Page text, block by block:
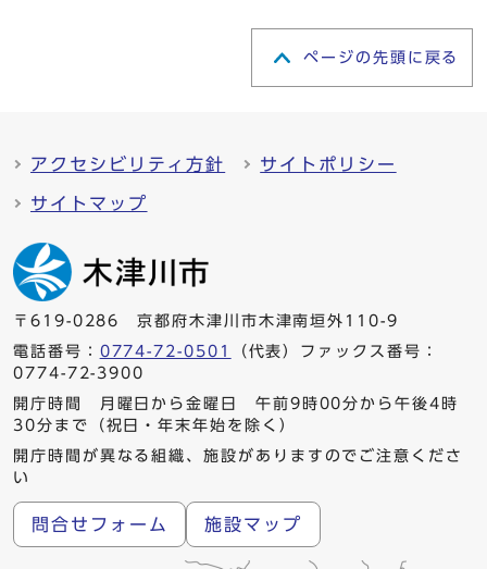
ページの先頭に戻る
アクセシビリティ方針 サイトポリシー
サイトマップ
〒619-0286 京都府木津川市木津南垣外110-9
電話番号： 0774-72-0501
（代表）ファックス番号：
0774-72-3900
開庁時間 月曜日から金曜日 午前9時00分から午後4時
30分まで（祝日・年末年始を除く）
開庁時間が異なる組織、施設がありますのでご注意くださ
い
問合せフォーム 施設マップ